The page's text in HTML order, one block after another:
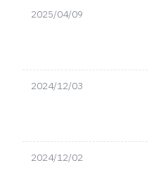
2025/04/09
2024/12/03
2024/12/02